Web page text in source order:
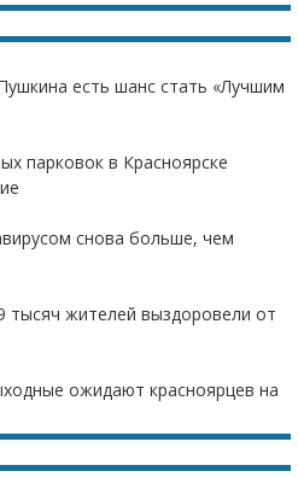
есть шанс стать «Лучшим
парковок в Красноярске
снова больше, чем
тысяч жителей выздоровели от
ожидают красноярцев на